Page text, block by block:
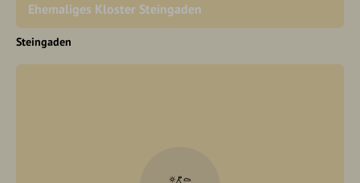
Ehemaliges Kloster Steingaden
Steingaden